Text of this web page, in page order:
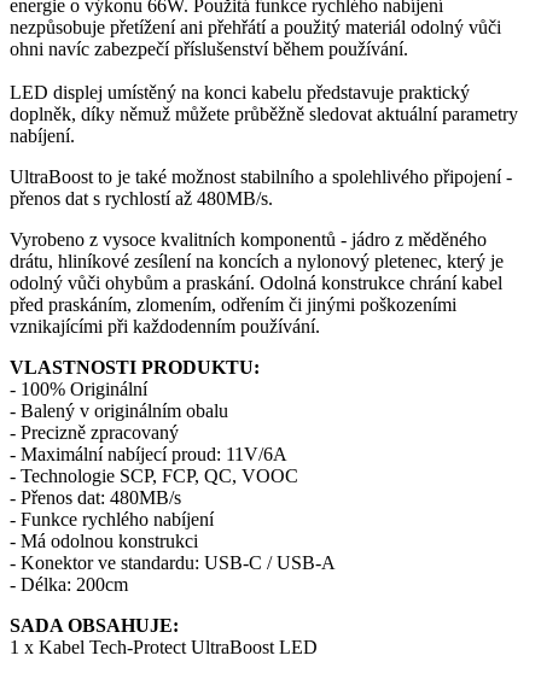
energie o výkonu 66W. Použitá funkce rychlého nabíjení
nezpůsobuje přetížení ani přehřátí a použitý materiál odolný vůči
ohni navíc zabezpečí příslušenství během používání.
LED displej umístěný na konci kabelu představuje praktický
doplněk, díky němuž můžete průběžně sledovat aktuální parametry
nabíjení.
UltraBoost to je také možnost stabilního a spolehlivého připojení -
přenos dat s rychlostí až 480MB/s.
Vyrobeno z vysoce kvalitních komponentů - jádro z měděného
drátu, hliníkové zesílení na koncích a nylonový pletenec, který je
odolný vůči ohybům a praskání. Odolná konstrukce chrání kabel
před praskáním, zlomením, odřením či jinými poškozeními
vznikajícími při každodenním používání.
VLASTNOSTI PRODUKTU:
- 100% Originální
- Balený v originálním obalu
- Precizně zpracovaný
- Maximální nabíjecí proud: 11V/6A
- Technologie SCP, FCP, QC, VOOC
- Přenos dat: 480MB/s
- Funkce rychlého nabíjení
- Má odolnou konstrukci
- Konektor ve standardu: USB-C / USB-A
- Délka: 200cm
SADA OBSAHUJE:
1 x Kabel Tech-Protect UltraBoost LED